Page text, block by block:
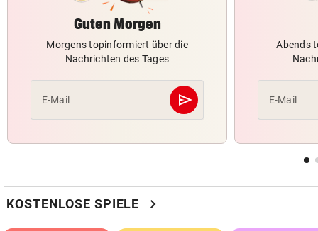
Guten Morgen
Morgens topinformiert über die
Nachrichten des Tages
E-Mail send
Abschicken
Abends
E-Mail
KOSTENLOSE SPIELE chevron_right